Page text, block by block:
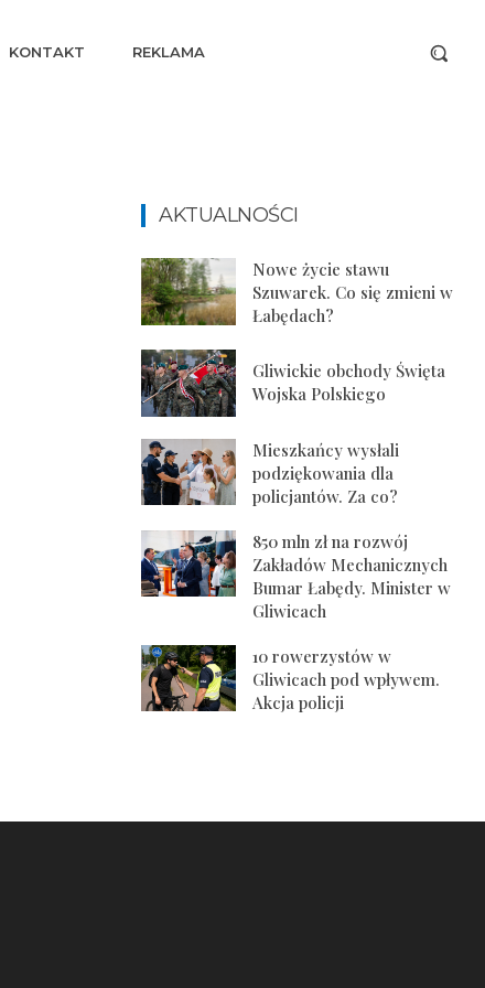
KONTAKT REKLAMA
AKTUALNOŚCI
Nowe życie stawu
Szuwarek. Co się zmieni w
Łabędach?
Gliwickie obchody Święta
Wojska Polskiego
Mieszkańcy wysłali
podziękowania dla
policjantów. Za co?
850 mln zł na rozwój
Zakładów Mechanicznych
Bumar Łabędy. Minister w
Gliwicach
10 rowerzystów w
Gliwicach pod wpływem.
Akcja policji